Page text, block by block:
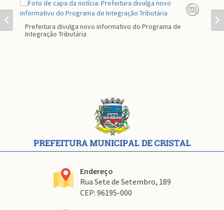
Prefeitura divulga novo informativo do Programa de
Integração Tributária
Conteúdo
Rodapé
Endereço
Rua Sete de Setembro, 189
CEP: 96195-000